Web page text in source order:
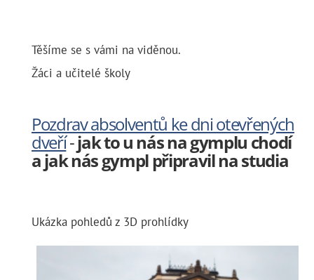
Těšíme se s vámi na viděnou.
Žáci a učitelé školy
Pozdrav absolventů ke dni otevřených
dveří-jak to u nás na gymplu chodí
a jak nás gympl připravil na studia
Ukázka pohledů z 3D prohlídky